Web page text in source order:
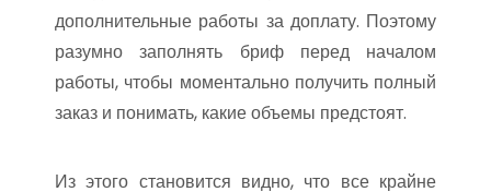
дополнительные работы за доплату. Поэтому
разумно заполнять бриф перед началом
работы, чтобы моментально получить полный
заказ и понимать, какие объемы предстоят.
Из этого становится видно, что все крайне